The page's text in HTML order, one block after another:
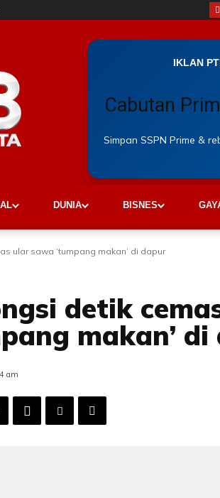
IKLAN
Cabutan
Simpan SSPN Prime &
DUNIA BISNES
ular sawa ‘tumpang makan’ di dapur
detik
makan’
am